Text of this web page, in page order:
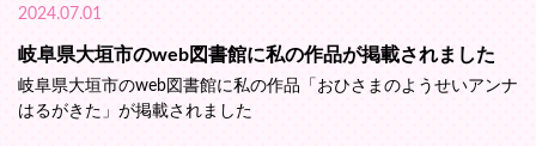
2024.07.01
岐阜県大垣市のweb図書館に私の作品が掲載されました
岐阜県大垣市のweb図書館に私の作品「おひさまのようせいアンナ
はるがきた」が掲載されました